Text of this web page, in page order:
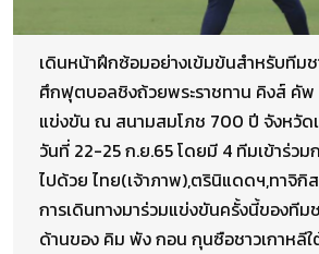
เดินหน้าฝึกซ้อมอย่างเข้มข้นสำหรับทีม
ศึกฟุตบอลชิงถ้วยพระราชทาน คิงส์ คัพ
แข่งขัน ณ สนามสมโภช 700 ปี จังหวัดเ
วันที่ 22-25 ก.ย.65 โดยมี 4 ทีมเข้าร่วม
ไปด้วย ไทย(เจ้าภาพ),ตรินิแดดฯ,ทาจิกิส
การเดินทางมาร่วมแข่งขันครั้งนี้ของทีม
ด้านของ คิม พัง กอน กุนซือชาวเกาหลีใ